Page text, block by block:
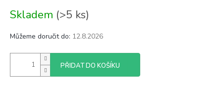
cena:
Skladem (>5 ks)
Můžeme doručit do: 12.8.2026
PŘIDAT DO KOŠÍKU